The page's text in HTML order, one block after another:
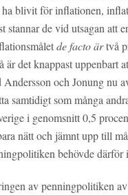
blivit för inflationen,
de vid utsagan att
de factoärtvå
det knappast uppenbart
och Jonung nu
samtidigt som många
i genomsnitt 0,5
nätt och jämnt upp till
behövde därför
av penningpolitiken